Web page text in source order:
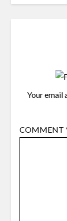
Your email
COMMENT